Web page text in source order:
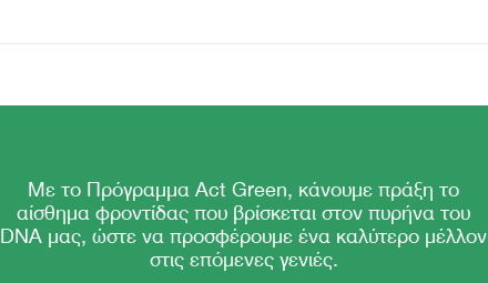
Με το Πρόγραμμα Act Green, κάνουμε πράξη το
αίσθημα φροντίδας που βρίσκεται στον πυρήνα του
DNA μας, ώστε να προσφέρουμε ένα καλύτερο μέλλον
στις επόμενες γενιές.